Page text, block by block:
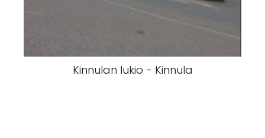
Kinnulan lukio - Kinnula